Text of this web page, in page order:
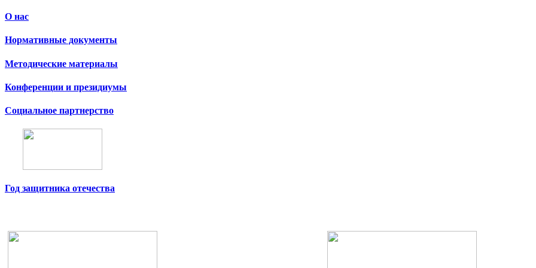
О нас
Нормативные документы
Методические материалы
Конференции и президиумы
Социальное партнерство
Год защитника отечества